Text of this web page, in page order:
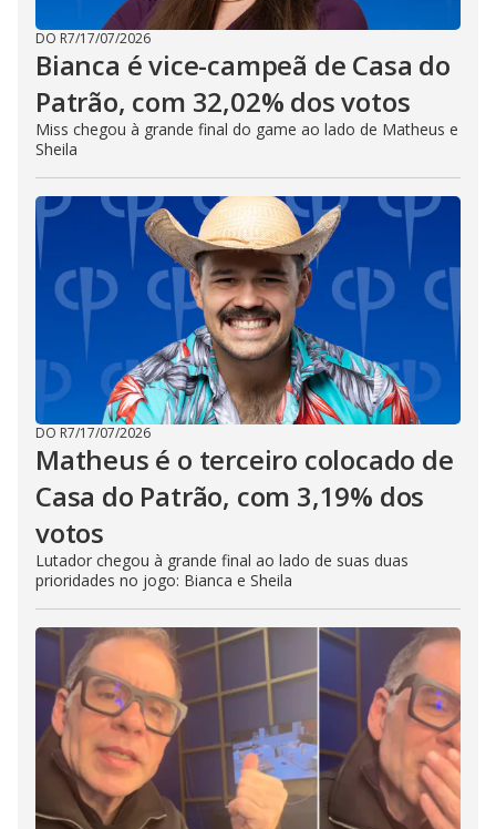
DO R7/17/07/2026
Bianca é vice-campeã de Casa do
Patrão, com 32,02% dos votos
Miss chegou à grande final do game ao lado de Matheus e
Sheila
DO R7/17/07/2026
Matheus é o terceiro colocado de
Casa do Patrão, com 3,19% dos
votos
Lutador chegou à grande final ao lado de suas duas
prioridades no jogo: Bianca e Sheila